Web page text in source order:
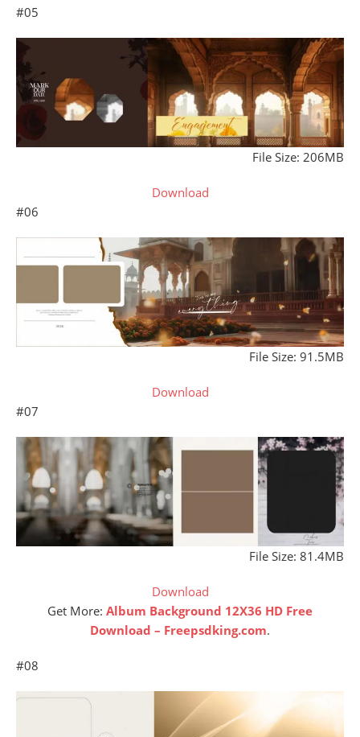
#05
File Size: 206MB
Download
#06
File Size: 91.5MB
Download
#07
File Size: 81.4MB
Download
Get More: Album Background 12X36 HD Free
Download – Freepsdking.com.
#08